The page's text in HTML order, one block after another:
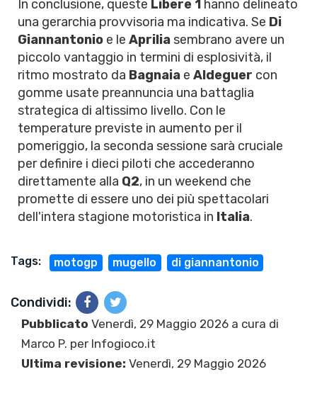
In conclusione, queste Libere 1 hanno delineato
una gerarchia provvisoria ma indicativa. Se Di
Giannantonio e le Aprilia sembrano avere un
piccolo vantaggio in termini di esplosività, il
ritmo mostrato da Bagnaia e Aldeguer con
gomme usate preannuncia una battaglia
strategica di altissimo livello. Con le
temperature previste in aumento per il
pomeriggio, la seconda sessione sarà cruciale
per definire i dieci piloti che accederanno
direttamente alla Q2, in un weekend che
promette di essere uno dei più spettacolari
dell'intera stagione motoristica in Italia.
Tags: motogp mugello di giannantonio
Condividi:
Pubblicato Venerdì, 29 Maggio 2026 a cura di
Marco P. per Infogioco.it
Ultima revisione: Venerdì, 29 Maggio 2026